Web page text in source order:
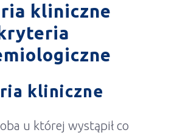
kliniczne
kliniczne
u której wystąpił co